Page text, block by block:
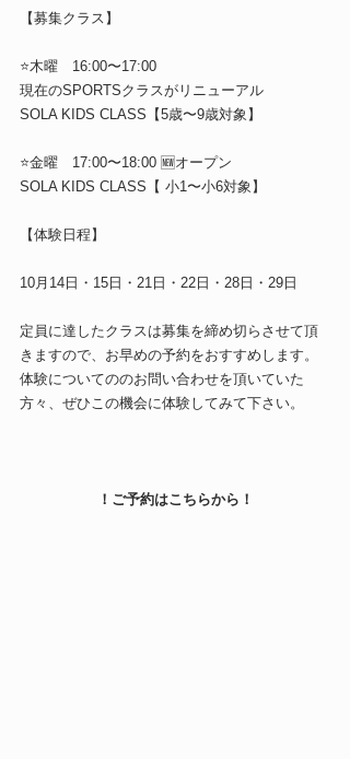
【募集クラス】
⭐️木曜　16:00〜17:00
現在のSPORTSクラスがリニューアル
SOLA KIDS CLASS【5歳〜9歳対象】
⭐️金曜　17:00〜18:00 🆕オープン
SOLA KIDS CLASS【 小1〜小6対象】
【体験日程】
10月14日・15日・21日・22日・28日・29日
定員に達したクラスは募集を締め切らさせて頂
きますので、お早めの予約をおすすめします。
体験についてののお問い合わせを頂いていた
方々、ぜひこの機会に体験してみて下さい。
！ご予約はこちらから！